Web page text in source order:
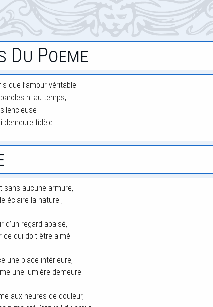
Du Poeme
que l’amour véritable
ni au temps,
demeure fidèle.
sans aucune armure,
éclaire la nature ;
d’un regard apaisé,
ce qui doit être aimé.
une place intérieure,
une lumière demeure.
aux heures de douleur,